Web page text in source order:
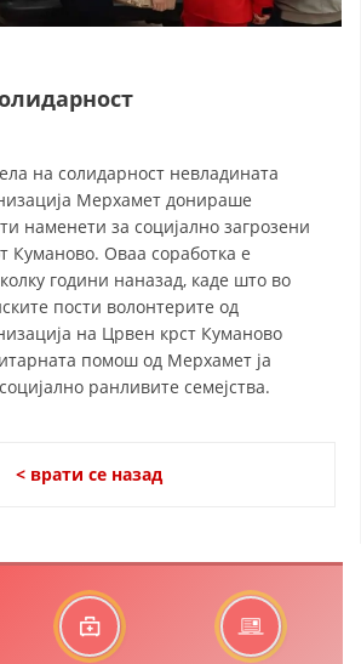
ИСТОРИЈАТ НА ЦКРМ
НА ДВИЖЕЊЕТО
КОНТАКТ ИНФОРМАЦИИ
ЗАКОН ЗА ЦКРМ
СТАТУТ НА ЦКРМ
ОРГАНИЗАЦИЈА И РАЗВОЈ
И ОРГАНИЗАЦИОНА ПОСТАВЕНОСТ
на солидарност невладината
Мерхамет донираше
наменети за социјално загрозени
Куманово. Оваа соработка е
години наназад, каде што во
пости волонтерите од
на Црвен крст Куманово
помош од Мерхамет ја
ранливите семејства.
< врати се назад